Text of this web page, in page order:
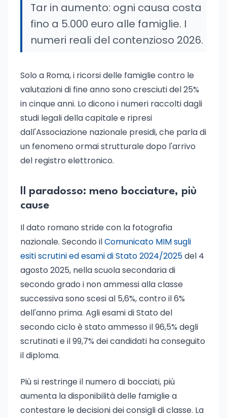
Tar in aumento: ogni causa costa
fino a 5.000 euro alle famiglie. I
numeri reali del contenzioso 2026.
Solo a Roma, i ricorsi delle famiglie contro le
valutazioni di fine anno sono cresciuti del 25%
in cinque anni. Lo dicono i numeri raccolti dagli
studi legali della capitale e ripresi
dall'Associazione nazionale presidi, che parla di
un fenomeno ormai strutturale dopo l'arrivo
del registro elettronico.
Il paradosso: meno bocciature, più
cause
Il dato romano stride con la fotografia
nazionale. Secondo ilComunicato MIM sugli
esiti scrutini ed esami di Stato 2024/2025del 4
agosto 2025, nella scuola secondaria di
secondo grado i non ammessi alla classe
successiva sono scesi al 5,6%, contro il 6%
dell'anno prima. Agli esami di Stato del
secondo ciclo è stato ammesso il 96,5% degli
scrutinati e il 99,7% dei candidati ha conseguito
il diploma.
Più si restringe il numero di bocciati, più
aumenta la disponibilità delle famiglie a
contestare le decisioni dei consigli di classe. La